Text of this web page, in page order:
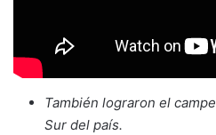
También lograron el
Sur del país.